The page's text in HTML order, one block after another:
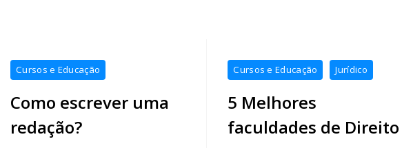
Cursos e Educação
Como escrever uma
redação?
Cursos e Educação Jurídico
5 Melhores
faculdades de Direito